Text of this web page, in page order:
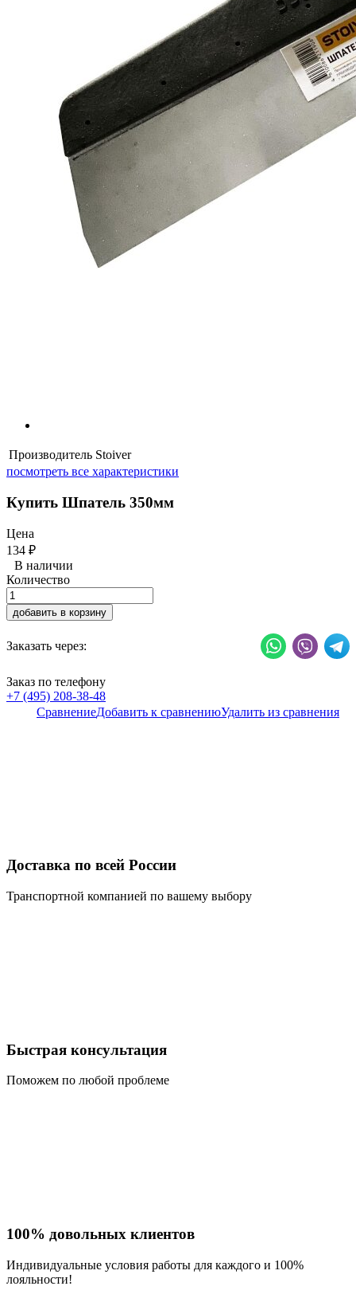
Производитель Stoiver
посмотреть все характеристики
Купить Шпатель 350мм
Цена
134 ₽
В наличии
Количество
добавить в корзину
Заказать через:
Заказ по телефону
+7 (495) 208-38-48
СравнениеДобавить к сравнениюУдалить из сравнения
Доставка по всей России
Транспортной компанией по вашему выбору
Быстрая консультация
Поможем по любой проблеме
100% довольных клиентов
Индивидуальные условия работы для каждого и 100%
лояльности!